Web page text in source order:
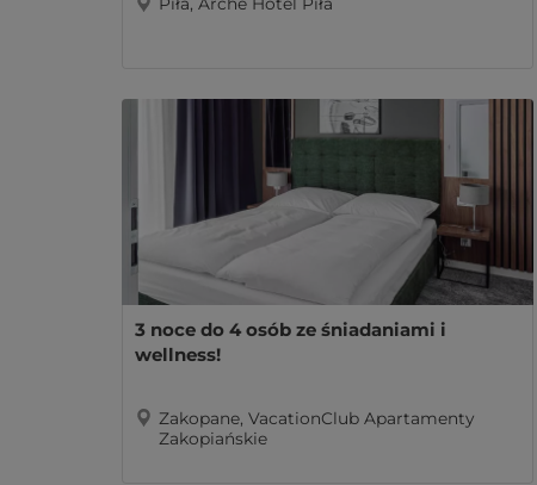
Piła, Arche Hotel Piła
3 noce do 4 osób ze śniadaniami i
wellness!
Zakopane, VacationClub Apartamenty
Zakopiańskie